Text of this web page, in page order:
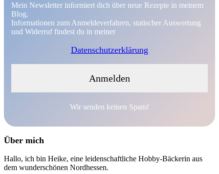
Mein Newsletter informiert dich über neue Rezepte in meinem
Blog.
Informationen zum Anmeldeverfahren, statischer Auswertung
und Widerruf findest du in meiner
Datenschutzerklärung
Wir senden keinen Spam!
Über mich
Hallo, ich bin Heike, eine leidenschaftliche Hobby-Bäckerin aus
dem wunderschönen Nordhessen.